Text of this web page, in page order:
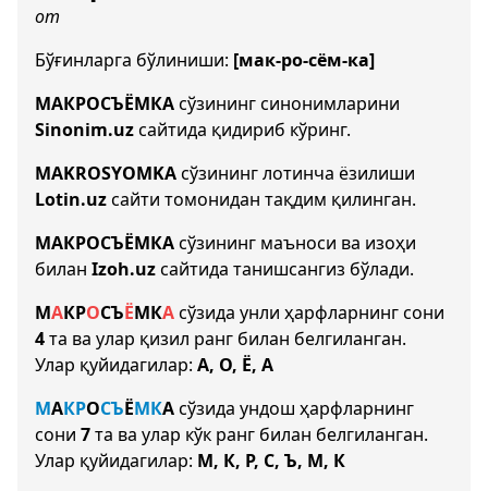
от
Бўғинларга бўлиниши: [мак-ро-сём-ка]
МАКРОСЪЁМКАсўзининг синонимларини
Sinonim.uzсайтида қидириб кўринг.
MAKROSYOMKAсўзининг лотинча ёзилиши
Lotin.uzсайти томонидан тақдим қилинган.
МАКРОСЪЁМКАсўзининг маъноси ва изоҳи
билан Izoh.uzсайтида танишсангиз бўлади.
МАКРОСЪЁМКАсўзида унли ҳарфларнинг сони
4та ва улар қизил ранг билан белгиланган.
Улар қуйидагилар: А, О, Ё, А
МАКРОСЪЁМКАсўзида ундош ҳарфларнинг
сони 7та ва улар кўк ранг билан белгиланган.
Улар қуйидагилар: М, К, Р, С, Ъ, М, К